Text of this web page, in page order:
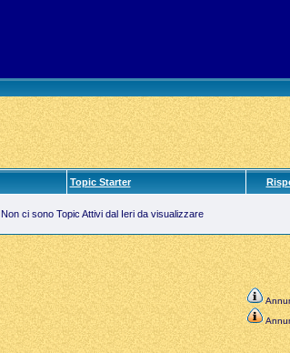
Topic Starter
Non ci sono Topic Attivi dal Ieri da visualizzare